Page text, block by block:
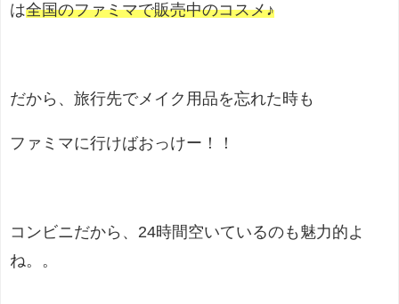
は全国のファミマで販売中のコスメ♪
だから、旅行先でメイク用品を忘れた時も
ファミマに行けばおっけー！！
コンビニだから、24時間空いているのも魅力的よ
ね。。